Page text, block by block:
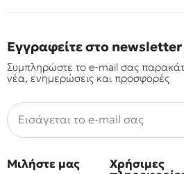
Εγγραφείτε στο
Συμπληρώστε το e-mail σας
νέα, ενημερώσεις και προσφορές
Μιλήστε μας Χρήσιμες